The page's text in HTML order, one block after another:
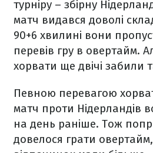
турніру – збірну
матч видався доволі
90+6 хвилині вони
перевів гру в овертайм.
хорвати ще двічі забили
Певною перевагою
матч проти Нідерландів
на день раніше. Тож
довелося грати